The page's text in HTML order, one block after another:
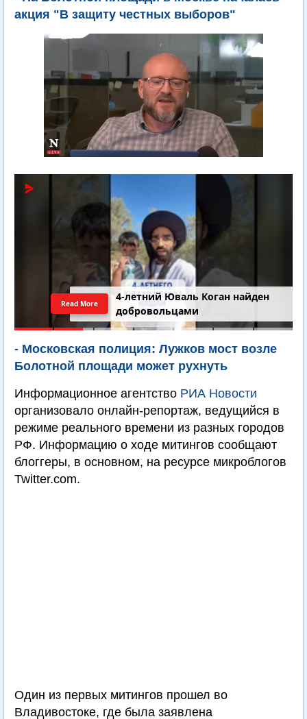
акция "В защиту честных выборов"
4-летний Юваль Коган найден
добровольцами
Read More
- Московская полиция: Лужков мост возле
Болотной площади может рухнуть
Информационное агентство РИА Новости
организовало онлайн-репортаж, ведущийся в
режиме реального времени из разных городов
РФ. Информацию о ходе митингов сообщают
блоггеры, в основном, на ресурсе микроблогов
Twitter.com.
Один из первых митингов прошел во
Владивостоке, где была заявлена